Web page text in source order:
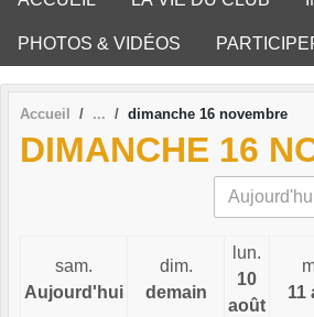
PHOTOS & VIDÉOS
Accueil dimanche 16 novembre
DIMANCHE 16
sam.
Aujourd'hui
dim.
demain
lun.
10
août
11